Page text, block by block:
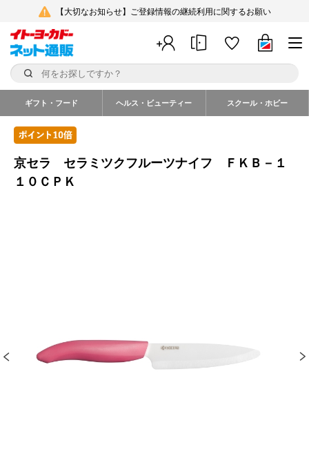
【大切なお知らせ】ご登録情報の継続利用に関するお願い
ギフト・フード ヘルス・ビューティー スクール・ホビー
京セラ セラミツクフルーツナイフ ＦＫＢ－１
１０ＣＰＫ